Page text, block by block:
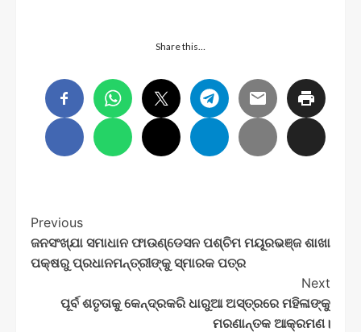
Share this…
Post
Navigation
Previous
ଜନସଂଖ୍ଯା ସମାଧାନ ଫାଉଣ୍ଡେସନ ପଶ୍ଚିମ ମୟୂରଭଞ୍ଜ ଶାଖା
ପକ୍ଷରୁ ପ୍ରଧାନମନ୍ତ୍ରୀଙ୍କୁ ସ୍ମାରକ ପତ୍ର
Next
ପୂର୍ବ ଶତୃତାକୁ କେନ୍ଦ୍ରକରି ଧାରୁଆ ଅସ୍ତ୍ରରେ ମହିଳାଙ୍କୁ
ମରଣାନ୍ତକ ଆକ୍ରମଣ।